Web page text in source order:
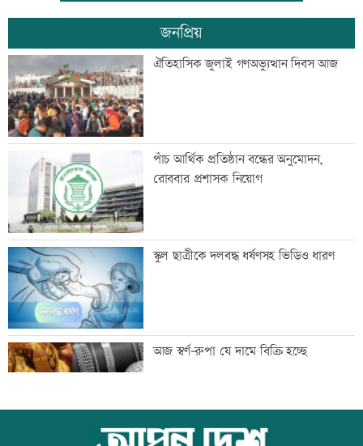
এসএসসির ফল প্রকাশ, পাসের হার ৬২.২৫
শতাংশ
দুপুরের মধ্যে বজ্রসহ বৃষ্টির আভাস
টেলিভিশনে আজকের যত খেলা
সপ্তাহের শুরুতেই বিশ্ববাজারে বাড়ল তেলের
দাম
সোমবার রাজধানীর যেসব দোকান-মার্কেট
জনপ্রিয়
ঐতিহাসিক জুলাই গণঅভ্যুত্থান দিবস আজ
পাঁচ আর্থিক প্রতিষ্ঠান বন্ধের অনুমোদন,
রোববার প্রশাসক নিয়োগ
স্কুল ছাত্রীকে দলবদ্ধ ধর্ষণসহ ভিডিও ধারণ
আজ স্বর্ণ-রুপা যে দামে বিক্রি হচ্ছে